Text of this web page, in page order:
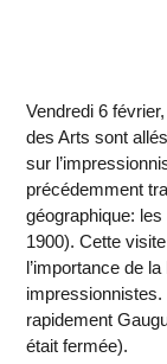
Vendredi 6
des Arts sont
sur
précédemment
géographique:
1900). Cette
l’importance de
rapidement
était fermée).